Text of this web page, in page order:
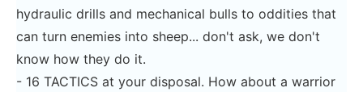
hydraulic drills and mechanical bulls to oddities that
can turn enemies into sheep... don't ask, we don't
know how they do it.
- 16 TACTICS at your disposal. How about a warrior